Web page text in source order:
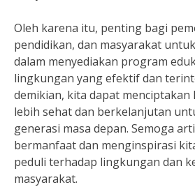
Oleh karena itu, penting bagi
pendidikan, dan masyarakat
dalam menyediakan program
lingkungan yang efektif dan
demikian, kita dapat
lebih sehat dan berkelanjutan
generasi masa depan. Semoga
bermanfaat dan menginspirasi
peduli terhadap lingkungan dan
masyarakat.